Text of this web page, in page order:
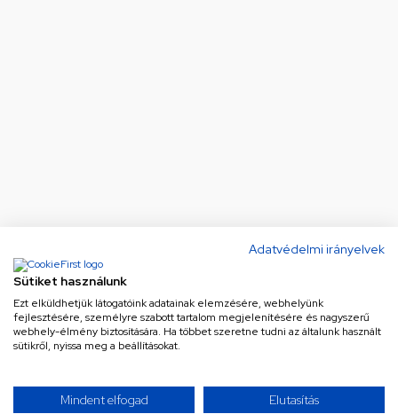
Adatvédelmi irányelvek
Sütiket használunk
Ezt elküldhetjük látogatóink adatainak elemzésére, webhelyünk
fejlesztésére, személyre szabott tartalom megjelenítésére és nagyszerű
webhely-élmény biztosítására. Ha többet szeretne tudni az általunk használt
sütikről, nyissa meg a beállításokat.
Mindent elfogad Elutasítás